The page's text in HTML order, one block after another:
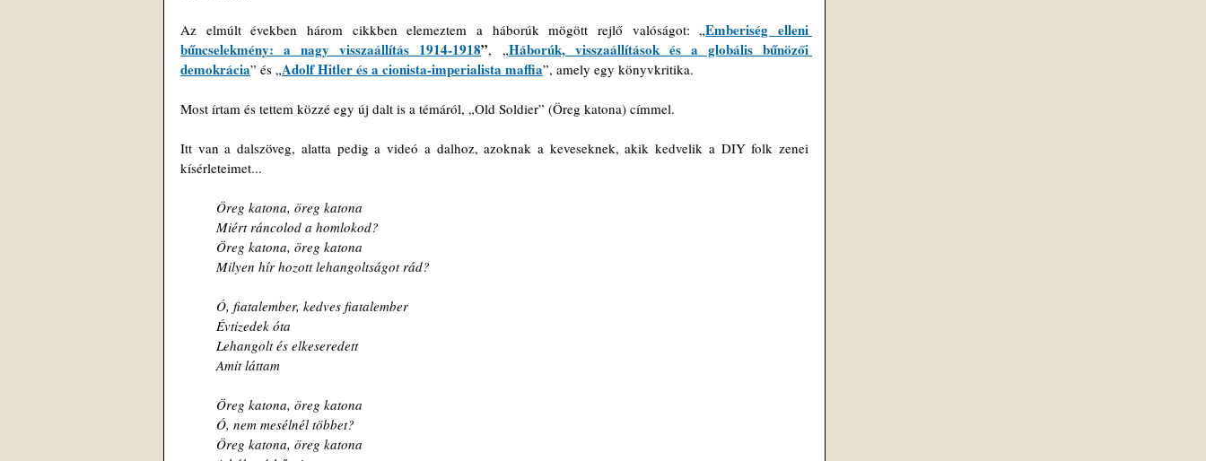
Az elmúlt években három cikkben elemeztem a háborúk mögött rejlő valóságot: „Emberiség elleni
bűncselekmény: a nagy visszaállítás 1914-1918”, „Háborúk, visszaállítások és a globális bűnözői
demokrácia” és „Adolf Hitler és a cionista-imperialista maffia”, amely egy könyvkritika.
Most írtam és tettem közzé egy új dalt is a témáról, „Old Soldier” (Öreg katona) címmel.
Itt van a dalszöveg, alatta pedig a videó a dalhoz, azoknak a keveseknek, akik kedvelik a DIY folk zenei
kísérleteimet...
Öreg katona, öreg katona
Miért ráncolod a homlokod?
Öreg katona, öreg katona
Milyen hír hozott lehangoltságot rád?
Ó, fiatalember, kedves fiatalember
Évtizedek óta
Lehangolt és elkeseredett
Amit láttam
Öreg katona, öreg katona
Ó, nem mesélnél többet?
Öreg katona, öreg katona